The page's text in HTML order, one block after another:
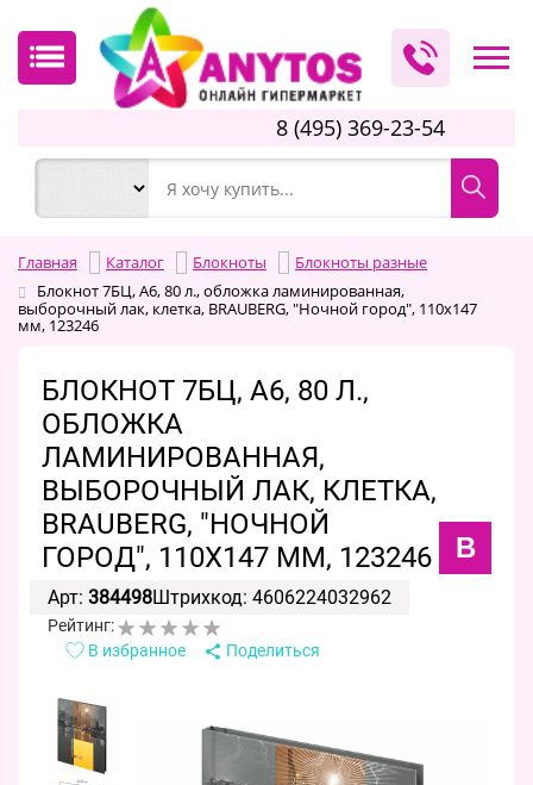
8 (495) 369-23-54
Главная Каталог Блокноты
Блокноты разные
Блокнот 7БЦ, А6, 80 л., обложка ламинированная,
выборочный лак, клетка, BRAUBERG, "Ночной город", 110х147
мм, 123246
БЛОКНОТ 7БЦ, А6, 80 Л.,
ОБЛОЖКА
ЛАМИНИРОВАННАЯ,
ВЫБОРОЧНЫЙ ЛАК, КЛЕТКА,
BRAUBERG, "НОЧНОЙ
ГОРОД", 110Х147 ММ, 123246
B
Арт: 384498Штрихкод: 4606224032962
Рейтинг:
В избранное
Поделиться